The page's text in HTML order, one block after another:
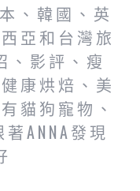
、韓國、英
亞和台灣旅
、影評、瘦
康烘焙、美
貓狗寵物、
ANNA發現